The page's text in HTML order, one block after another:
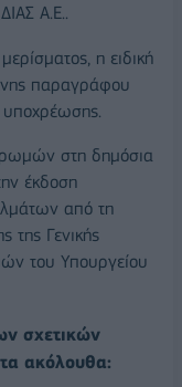
Α.Ε..
η ειδική
παραγράφου
στη δημόσια
έκδοση
από τη
της Γενικής
του Υπουργείου
σχετικών
ακόλουθα: